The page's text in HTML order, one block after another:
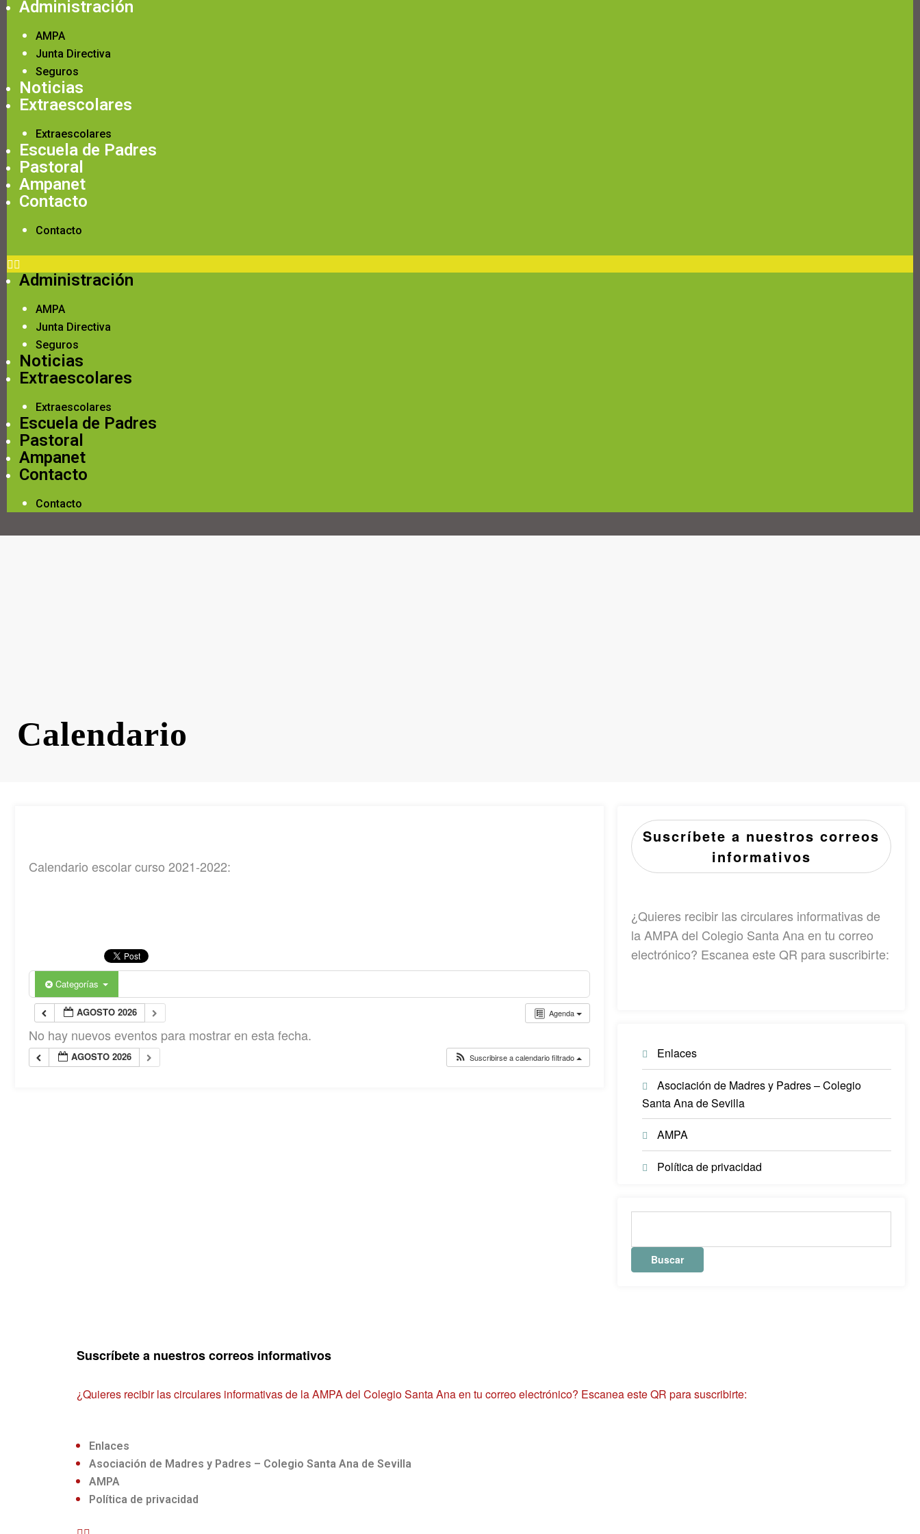
Administración
AMPA
Junta Directiva
Seguros
Noticias
Extraescolares
Extraescolares
Escuela de Padres
Pastoral
Ampanet
Contacto
Contacto
Administración
AMPA
Junta Directiva
Seguros
Noticias
Extraescolares
Extraescolares
Escuela de Padres
Pastoral
Ampanet
Contacto
Contacto
Calendario
Calendario escolar curso 2021-2022:
Categorías
Agenda
AGOSTO 2026
No hay nuevos eventos para mostrar en esta fecha.
AGOSTO 2026 Suscribirse a calendario filtrado
Suscríbete a nuestros correos
informativos
¿Quieres recibir las circulares informativas de
la AMPA del Colegio Santa Ana en tu correo
electrónico? Escanea este QR para suscribirte:
Enlaces
Asociación de Madres y Padres – Colegio
Santa Ana de Sevilla
AMPA
Política de privacidad
Suscríbete a nuestros correos informativos
¿Quieres recibir las circulares informativas de la AMPA del Colegio Santa Ana en tu correo electrónico? Escanea este QR para suscribirte:
Enlaces
Asociación de Madres y Padres – Colegio Santa Ana de Sevilla
AMPA
Política de privacidad